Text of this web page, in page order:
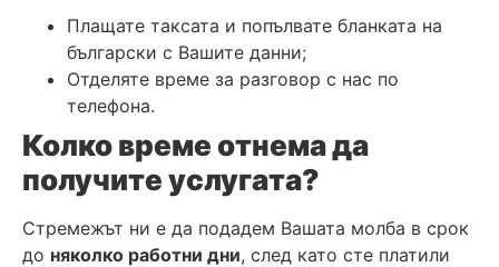
Плащате таксата и попълвате бланката на
български с Вашите данни;
Отделяте време за разговор с нас по
телефона.
Колко време отнема да
получите услугата?
Стремежът ни е да подадем Вашата молба в срок
до няколко работни дни, след като сте платили